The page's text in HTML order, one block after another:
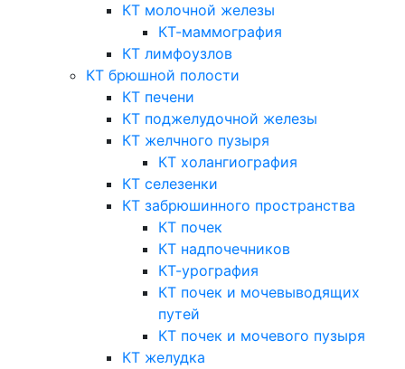
КТ молочной железы
КТ-маммография
КТ лимфоузлов
КТ брюшной полости
КТ печени
КТ поджелудочной железы
КТ желчного пузыря
КТ холангиография
КТ селезенки
КТ забрюшинного пространства
КТ почек
КТ надпочечников
КТ-урография
КТ почек и мочевыводящих
путей
КТ почек и мочевого пузыря
КТ желудка